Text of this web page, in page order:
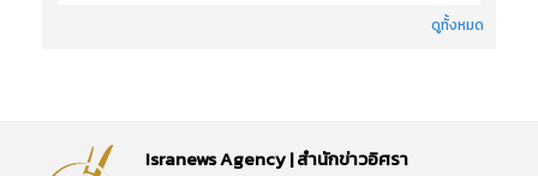
ดูทั้งหมด
Isranews Agency | สำนักข่าวอิศรา